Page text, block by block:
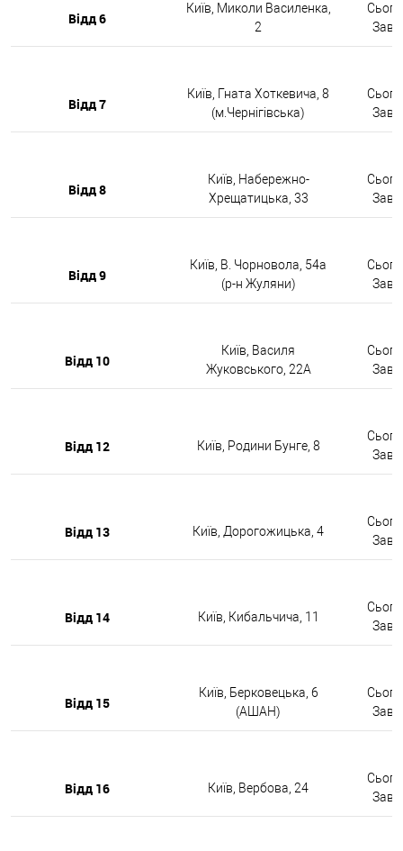
Відд 6
Київ, Миколи Василенка,
2
Відд 7
Київ, Гната Хоткевича, 8
(м.Чернігівська)
Відд 8
Київ, Набережно-
Хрещатицька, 33
Відд 9
Київ, В. Чорновола, 54а
(р-н Жуляни)
Відд 10
Київ, Василя
Жуковського, 22А
Відд 12 Київ, Родини Бунге, 8
Відд 13 Київ, Дорогожицька, 4
Відд 14 Київ, Кибальчича, 11
Відд 15
Київ, Берковецька, 6
(АШАН)
Відд 16 Київ, Вербова, 24